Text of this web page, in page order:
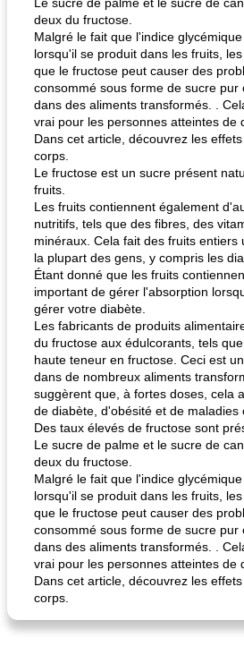
deux du fructose.
Malgré le fait que l'indice
lorsqu'il se produit dans les fruits,
que le fructose peut causer des
consommé sous forme de sucre pur
dans des aliments transformés. .
vrai pour les personnes atteintes de
Dans cet article, découvrez les
corps.
Le fructose est un sucre présent
fruits.
Les fruits contiennent également
nutritifs, tels que des fibres, des
minéraux. Cela fait des fruits entiers
la plupart des gens, y compris les
Étant donné que les fruits
important de gérer l'absorption
gérer votre diabète.
Les fabricants de produits
du fructose aux édulcorants, tels
haute teneur en fructose. Ceci est
dans de nombreux aliments
suggèrent que, à fortes doses, cela
de diabète, d'obésité et de maladies
Des taux élevés de fructose sont
Le sucre de palme et le sucre de
deux du fructose.
Malgré le fait que l'indice
lorsqu'il se produit dans les fruits,
que le fructose peut causer des
consommé sous forme de sucre pur
dans des aliments transformés. .
vrai pour les personnes atteintes de
Dans cet article, découvrez les
corps.